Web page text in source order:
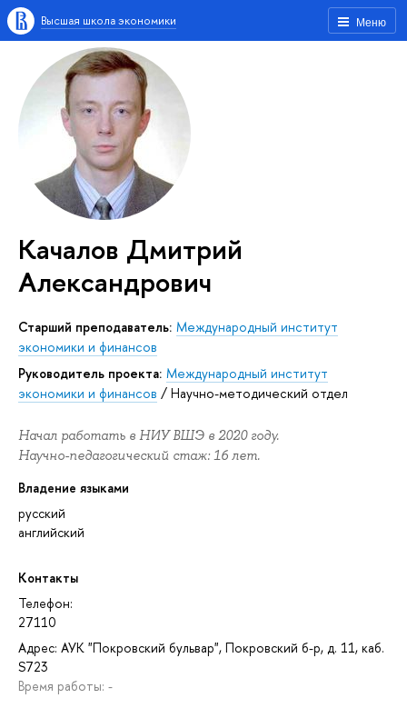
Меню
Высшая школа экономики
Качалов Дмитрий
Александрович
старший преподаватель: Международный институт
экономики и финансов
Руководитель проекта: Международный институт
экономики и финансов / Научно-методический отдел
Начал работать в НИУ ВШЭ в 2020 году.
Научно-педагогический стаж: 16 лет.
Владение языками
русский
английский
Контакты
Телефон:
27110
Адрес: АУК "Покровский бульвар", Покровский б-р, д. 11, каб.
S723
Время работы: -